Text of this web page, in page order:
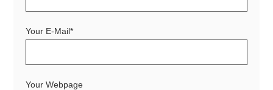
Your E-Mail*
Your Webpage